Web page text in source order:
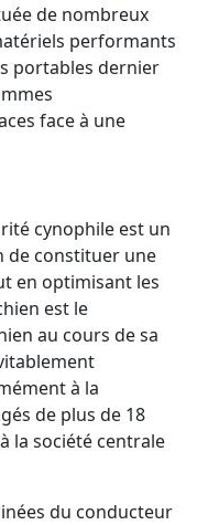
de nombreux
performants
portables dernier
face à une
cynophile est un
de constituer une
en optimisant les
est le
au cours de sa
à la
de plus de 18
la société centrale
du conducteur